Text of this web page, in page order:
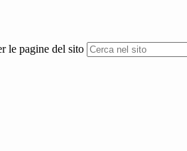
le pagine del sito